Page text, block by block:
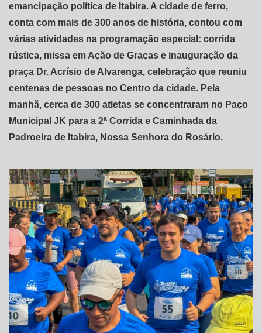
emancipação política de Itabira. A cidade de ferro,
conta com mais de 300 anos de história, contou com
várias atividades na programação especial: corrida
rústica, missa em Ação de Graças e inauguração da
praça Dr. Acrísio de Alvarenga, celebração que reuniu
centenas de pessoas no Centro da cidade. Pela
manhã, cerca de 300 atletas se concentraram no Paço
Municipal JK para a 2ª Corrida e Caminhada da
Padroeira de Itabira, Nossa Senhora do Rosário.